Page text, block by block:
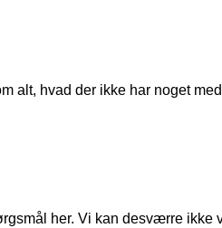
alt, hvad der ikke har noget
her. Vi kan desværre